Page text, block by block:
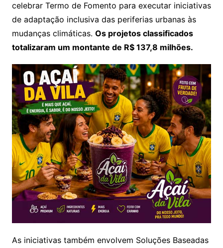
celebrar Termo de Fomento para executar iniciativas
de adaptação inclusiva das periferias urbanas às
mudanças climáticas. Os projetos classificados
totalizaram um montante de R$ 137,8 milhões.
As iniciativas também envolvem Soluções Baseadas